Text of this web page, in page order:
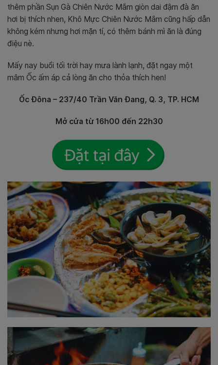
thêm phần Sụn Gà Chiên Nước Mắm giòn dai đậm đà ăn
hơi bị thích nhen, Khô Mực Chiên Nước Mắm cũng hấp dẫn
không kém nhưng hơi mặn tí, có thêm bánh mì ăn là đúng
điệu nè.
Mấy nay buổi tối trời hay mưa lành lạnh, đặt ngay một
mâm Ốc ấm áp cả lòng ăn cho thỏa thích hen!
Ốc Đôna – 237/40 Trần Văn Đang, Q. 3, TP. HCM
Mở cửa từ 16h00 đến 22h30